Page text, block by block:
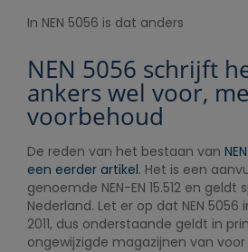
In NEN 5056 is dat anders
NEN 5056 schrijft
ankers wel voor,
voorbehoud
De reden van het bestaan van
een eerder artikel. Het is een
genoemde NEN-EN 15.512 en geldt
Nederland. Let er op dat NEN 5056
2011, dus onderstaande geldt in
ongewijzigde magazijnen van voor